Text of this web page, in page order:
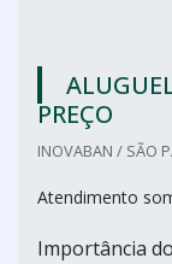
PREÇO
INOVABAN / SÃO
Atendimento
Importância